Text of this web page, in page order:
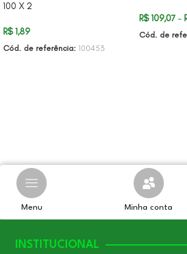
100 X 2
R$1,89
Cód. de referência: 100453
R$109,07 –
Cód. de
Menu Minha conta
INSTITUCIONAL